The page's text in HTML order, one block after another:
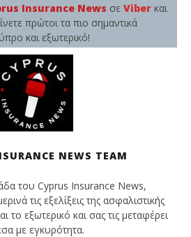
Insurance News σε Viber και
πρώτοι τα πιο σημαντικά
και εξωτερικό!
NEWS TEAM
του Cyprus Insurance News,
τις εξελίξεις της ασφαλιστικής
το εξωτερικό και σας τις μεταφέρει
με εγκυρότητα.